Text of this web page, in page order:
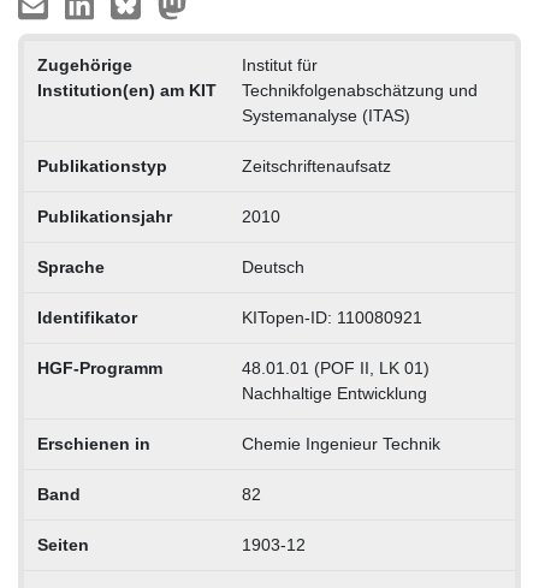
Zugehörige
Institution(en) am KIT
Institut für
Technikfolgenabschätzung und
Systemanalyse (ITAS)
Publikationstyp Zeitschriftenaufsatz
Publikationsjahr 2010
Sprache Deutsch
Identifikator KITopen-ID: 110080921
HGF-Programm
48.01.01 (POF II, LK 01)
Nachhaltige Entwicklung
Erschienen in Chemie Ingenieur Technik
Band 82
Seiten 1903-12